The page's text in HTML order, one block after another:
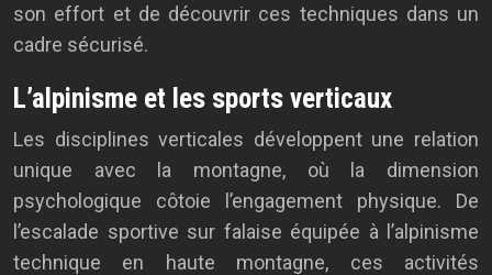
son effort et de découvrir ces techniques dans un
cadre sécurisé.
L’alpinisme et les sports verticaux
Les disciplines verticales développent une relation
unique avec la montagne, où la dimension
psychologique côtoie l’engagement physique. De
l’escalade sportive sur falaise équipée à l’alpinisme
technique en haute montagne, ces activités